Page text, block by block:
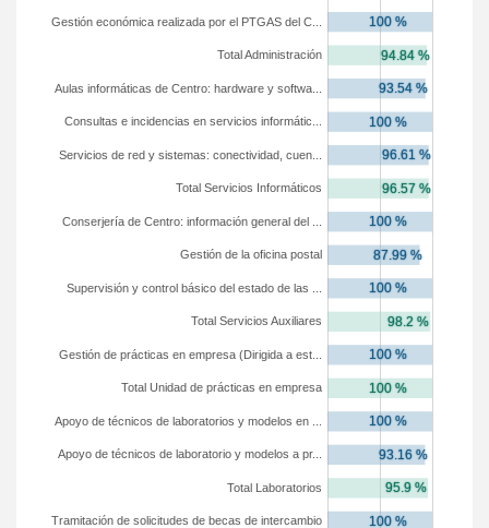
Tramitación de solicitudes de becas de intercambio
Total Laboratorios
Apoyo de técnicos de laboratorio y modelos a pr...
Apoyo de técnicos de laboratorios y modelos en ...
Total Unidad de prácticas en empresa
Gestión de prácticas en empresa (Dirigida a est...
Total Servicios Auxiliares
Supervisión y control básico del estado de las ...
Gestión de la oficina postal
Conserjería de Centro: información general del ...
Total Servicios Informáticos
Servicios de red y sistemas: conectividad, cuen...
Consultas e incidencias en servicios informátic...
Aulas informáticas de Centro: hardware y softwa...
Total Administración
Gestión económica realizada por el PTGAS del C...